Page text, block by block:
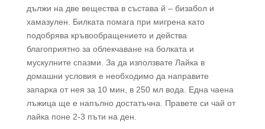
дължи на две вещества в състава й – бизабол и
хамазулен. Билката помага при мигрена като
подобрява кръвообращението и действа
благоприятно за облекчаване на болката и
мускулните спазми. За да използвате Лайка в
домашни условия е необходимо да направите
запарка от нея за 10 мин, в 250 мл вода. Една чаена
лъжица ще е напълно достатъчна. Правете си чай от
лайка поне 2-3 пъти на ден.